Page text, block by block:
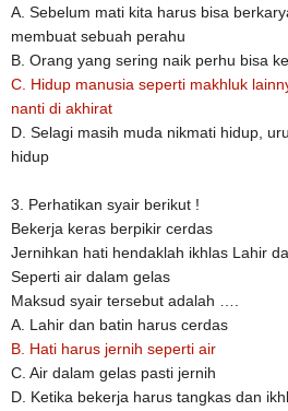
A. Sebelum mati kita harus bisa
membuat sebuah perahu
B. Orang yang sering naik perhu bisa
C. Hidup manusia seperti makhluk
nanti di akhirat
D. Selagi masih muda nikmati hidup,
hidup
3. Perhatikan syair berikut !
Bekerja keras berpikir cerdas
Jernihkan hati hendaklah ikhlas Lahir
Seperti air dalam gelas
Maksud syair tersebut adalah ….
A. Lahir dan batin harus cerdas
B. Hati harus jernih seperti air
C. Air dalam gelas pasti jernih
D. Ketika bekerja harus tangkas dan